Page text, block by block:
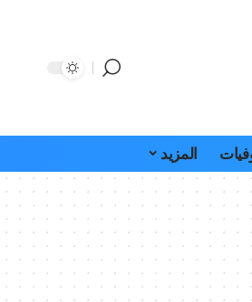
المزيد